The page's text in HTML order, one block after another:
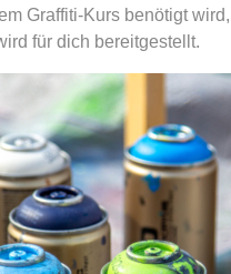
Graffiti-Kurs benötigt
für dich bereitgestellt.